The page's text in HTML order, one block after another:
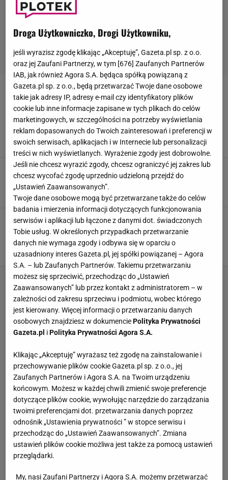
ORŁY
Orły 2023. Wiemy, kto zgarnął statuetki. Nie
zabrakło zaskoczeń
Aneta Kmiecik,6 MARCA 2023, 22:35
Orły 2023. Maciej Stuhr nawiązał do afery
wokół ojca. "Osioł roku"
Marcin Wolniak,
Orły 2023. Dawid Ogrodnik czule obejmuje
ukochaną. Jego była partnerka przyszła sama
[ZDJĘCIA]
Alicja Wójcik,6 MARCA 2023, 21:38
Droga Użytkowniczko, Drogi Użytkowniku,
jeśli wyrazisz zgodę klikając „Akceptuję”, Gazeta.pl sp. z o.o.
oraz jej Zaufani Partnerzy, w tym [ 676 ] Zaufanych Partnerów
IAB, jak również Agora S.A. będąca spółką powiązaną z
Gazeta.pl sp. z o.o., będą przetwarzać Twoje dane osobowe
takie jak adresy IP, adresy e-mail czy identyfikatory plików
cookie lub inne informacje zapisane w tych plikach do celów
marketingowych, w szczególności na potrzeby wyświetlania
reklam dopasowanych do Twoich zainteresowań i preferencji w
swoich serwisach, aplikacjach i w Internecie lub personalizacji
treści w nich wyświetlanych. Wyrażenie zgody jest dobrowolne.
Jeśli nie chcesz wyrazić zgody, chcesz ograniczyć jej zakres lub
chcesz wycofać zgodę uprzednio udzieloną przejdź do
„Ustawień Zaawansowanych”.
Twoje dane osobowe mogą być przetwarzane także do celów
badania i mierzenia informacji dotyczących funkcjonowania
serwisów i aplikacji lub łączone z danymi dot. świadczonych
Tobie usług. W określonych przypadkach przetwarzanie
danych nie wymaga zgody i odbywa się w oparciu o
uzasadniony interes Gazeta.pl, jej spółki powiązanej – Agora
S.A. – lub Zaufanych Partnerów. Takiemu przetwarzaniu
możesz się sprzeciwić, przechodząc do „Ustawień
Zaawansowanych” lub przez kontakt z administratorem – w
zależności od zakresu sprzeciwu i podmiotu, wobec którego
jest kierowany. Więcej informacji o przetwarzaniu danych
osobowych znajdziesz w dokumencie Polityka Prywatności
Gazeta.pl i Polityka Prywatności Agora S.A.
Klikając „Akceptuję” wyrażasz też zgodę na zainstalowanie i
przechowywanie plików cookie Gazeta.pl sp. z o.o., jej
Zaufanych Partnerów i Agora S.A. na Twoim urządzeniu
końcowym. Możesz w każdej chwili zmienić swoje preferencje
dotyczące plików cookie, wywołując narzędzie do zarządzania
twoimi preferencjami dot. przetwarzania danych poprzez
odnośnik „Ustawienia prywatności ” w stopce serwisu i
przechodząc do „Ustawień Zaawansowanych”. Zmiana
ustawień plików cookie możliwa jest także za pomocą ustawień
przeglądarki.
My, nasi Zaufani Partnerzy i Agora S.A. możemy przetwarzać